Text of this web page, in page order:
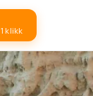
klikk